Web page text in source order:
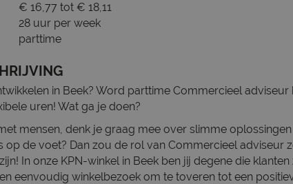
€ 16,77 tot € 18,11
28 uur per week
parttime
in Beek? Word parttime Commercieel adviseur
uren! Wat ga je doen?
mensen, denk je graag mee over slimme
op de voet? Dan zou de rol van Commercieel adviseur
In onze KPN-winkel in Beek ben jij degene die
eenvoudig winkelbezoek om te toveren tot een